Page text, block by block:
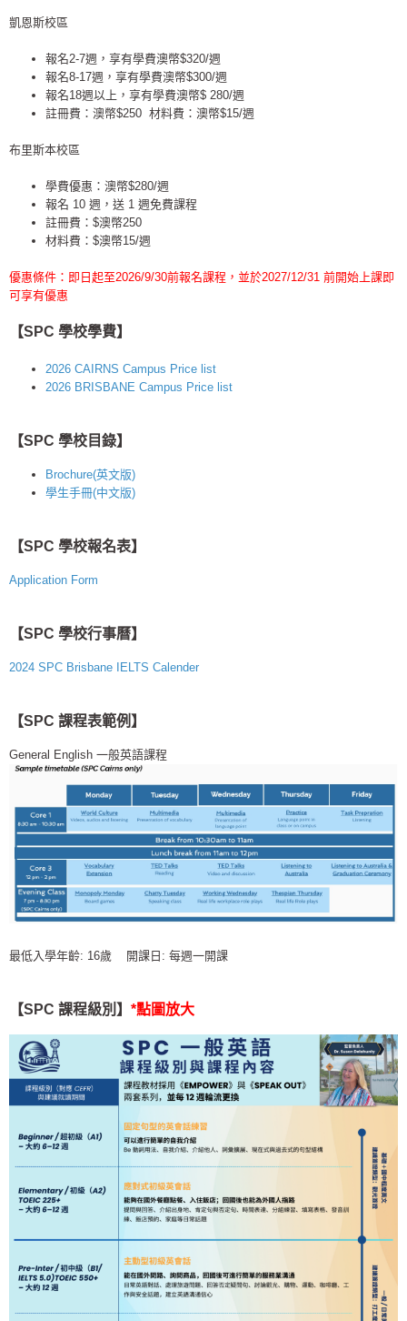
凱恩斯校區
報名2-7週，享有學費澳幣$320/週
報名8-17週，享有學費澳幣$300/週
報名18週以上，享有學費澳幣$ 280/週
註冊費：澳幣$250 材料費：澳幣$15/週
布里斯本校區
學費優惠：澳幣$280/週
報名 10 週，送 1 週免費課程
註冊費：$澳幣250
材料費：$澳幣15/週
優惠條件：即日起至2026/9/30前報名課程，並於2027/12/31 前開始上課即
可享有優惠
【SPC 學校學費】
2026 CAIRNS Campus Price list
2026 BRISBANE Campus Price list
【SPC 學校目錄】
Brochure(英文版)
學生手冊(中文版)
【SPC 學校報名表】
Application Form
【SPC 學校行事曆】
2024 SPC Brisbane IELTS Calender
【SPC 課程表範例 】
General English 一般英語課程
最低入學年齡: 16歲 開課日: 每週一開課
【SPC 課程級別 】 *點圖放大